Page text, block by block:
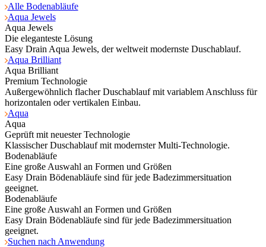
Alle Bodenabläufe
Aqua Jewels
Aqua Jewels
Die eleganteste Lösung
Easy Drain Aqua Jewels, der weltweit modernste Duschablauf.
Aqua Brilliant
Aqua Brilliant
Premium Technologie
Außergewöhnlich flacher Duschablauf mit variablem Anschluss für
horizontalen oder vertikalen Einbau.
Aqua
Aqua
Geprüft mit neuester Technologie
Klassischer Duschablauf mit modernster Multi-Technologie.
Bodenabläufe
Eine große Auswahl an Formen und Größen
Easy Drain Bödenabläufe sind für jede Badezimmersituation
geeignet.
Bodenabläufe
Eine große Auswahl an Formen und Größen
Easy Drain Bödenabläufe sind für jede Badezimmersituation
geeignet.
Suchen nach Anwendung